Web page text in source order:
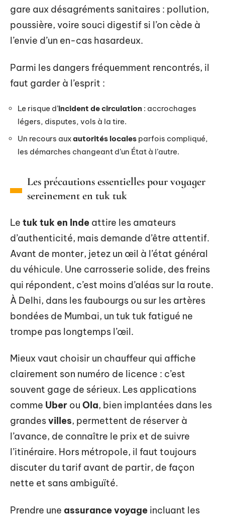
gare aux désagréments sanitaires : pollution,
poussière, voire souci digestif si l’on cède à
l’envie d’un en-cas hasardeux.
Parmi les dangers fréquemment rencontrés, il
faut garder à l’esprit :
Le risque d’incident de circulation : accrochages
légers, disputes, vols à la tire.
Un recours auxautorités locales parfois compliqué,
les démarches changeant d’un État à l’autre.
Les précautions essentielles pour voyager
sereinement en tuk tuk
Le tuk tuk en Inde attire les amateurs
d’authenticité, mais demande d’être attentif.
Avant de monter, jetez un œil à l’état général
du véhicule. Une carrosserie solide, des freins
qui répondent, c’est moins d’aléas sur la route.
À Delhi, dans les faubourgs ou sur les artères
bondées de Mumbai, un tuk tuk fatigué ne
trompe pas longtemps l’œil.
Mieux vaut choisir un chauffeur qui affiche
clairement son numéro de licence : c’est
souvent gage de sérieux. Les applications
comme Uber ou Ola, bien implantées dans les
grandesvilles, permettent de réserver à
l’avance, de connaître le prix et de suivre
l’itinéraire. Hors métropole, il faut toujours
discuter du tarif avant de partir, de façon
nette et sans ambiguïté.
Prendre une assurance voyage incluant les